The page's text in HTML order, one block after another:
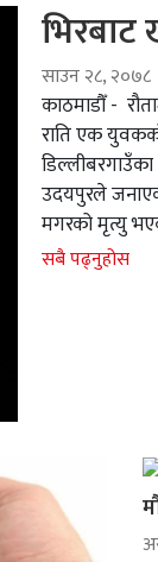
साउन २८, २०७८
काठमाडौँ -
राति एक
डिल्लीबरगाउँका
उदयपुरले
मगरको मृत्यु
सबै पढ्नुहोस